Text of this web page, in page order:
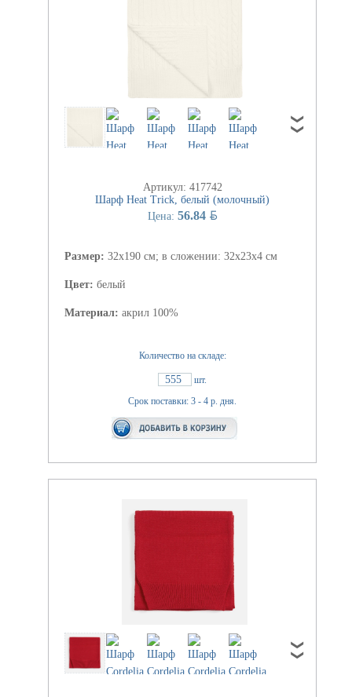
Артикул: 417742
Шарф Heat Trick, белый (молочный)
Цена: 56.84 BYN
Размер: 32х190 см; в сложении: 32x23x4 см
Цвет: белый
Материал: акрил 100%
Количество на складе:
555
шт.
Срок поставки: 3 - 4 р. дня.